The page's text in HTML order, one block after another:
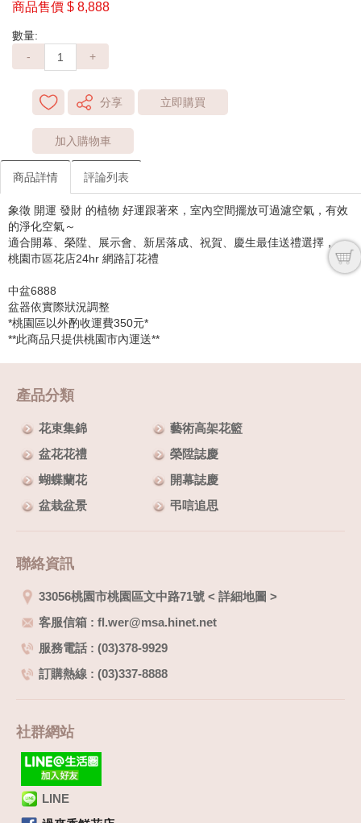
商品售價 $ 8,888
數量:
-
+
分享 立即購買
加入購物車
商品詳情 評論列表
象徵 開運 發財 的植物 好運跟著來，室內空間擺放可過濾空氣，有效
的淨化空氣～
適合開幕、榮陞、展示會、新居落成、祝賀、慶生最佳送禮選擇，
桃園市區花店24hr 網路訂花禮
中盆6888
盆器依實際狀況調整
*桃園區以外酌收運費350元*
**此商品只提供桃園市內運送**
產品分類
花束集錦
盆花花禮
蝴蝶蘭花
盆栽盆景
藝術高架花籃
榮陞誌慶
開幕誌慶
弔唁追思
聯絡資訊
33056桃園市桃園區文中路71號 < 詳細地圖 >
客服信箱 : fl.wer@msa.hinet.net
服務電話 : (03)378-9929
訂購熱線 : (03)337-8888
社群網站
LINE